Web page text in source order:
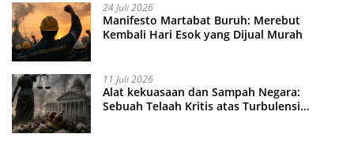
24 Juli 2026
Manifesto Martabat Buruh: Merebut
Kembali Hari Esok yang Dijual Murah
11 Juli 2026
Alat kekuasaan dan Sampah Negara:
Sebuah Telaah Kritis atas Turbulensi